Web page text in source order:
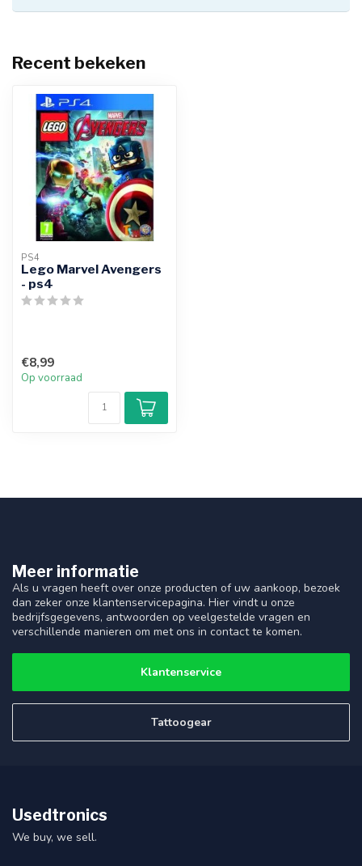
Recent bekeken
PS4
Lego Marvel Avengers
- ps4
€8,99
Op voorraad
Meer informatie
Als u vragen heeft over onze producten of uw aankoop, bezoek
dan zeker onze klantenservicepagina. Hier vindt u onze
bedrijfsgegevens, antwoorden op veelgestelde vragen en
verschillende manieren om met ons in contact te komen.
Klantenservice
Tattoogear
Usedtronics
We buy, we sell.